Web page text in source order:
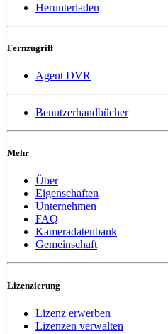
Herunterladen
Fernzugriff
Agent DVR
Benutzerhandbücher
Mehr
Über
Eigenschaften
Unternehmen
FAQ
Kameradatenbank
Gemeinschaft
Lizenzierung
Lizenz erwerben
Lizenzen verwalten